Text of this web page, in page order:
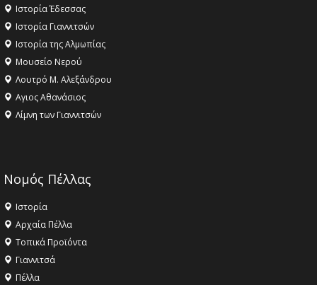
Ιστορία Έδεσσας
Ιστορία Γιαννιτσών
Ιστορία της Αλμωπίας
Μουσείο Νερού
Λουτρό Μ. Αλεξάνδρου
Αγιος Αθανάσιος
Λίμνη των Γιαννιτσών
Νομός Πέλλας
Ιστορία
Αρχαία Πέλλα
Τοπικά Προϊόντα
Γιαννιτσά
Πέλλα